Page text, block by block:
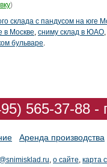
)
склада с пандусом на юге
в Москве, сниму склад в ЮАО,
бульваре.
565-37-88
Аренда производства
, о сайте, карта